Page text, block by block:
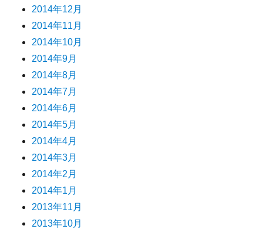
2014年12月
2014年11月
2014年10月
2014年9月
2014年8月
2014年7月
2014年6月
2014年5月
2014年4月
2014年3月
2014年2月
2014年1月
2013年11月
2013年10月